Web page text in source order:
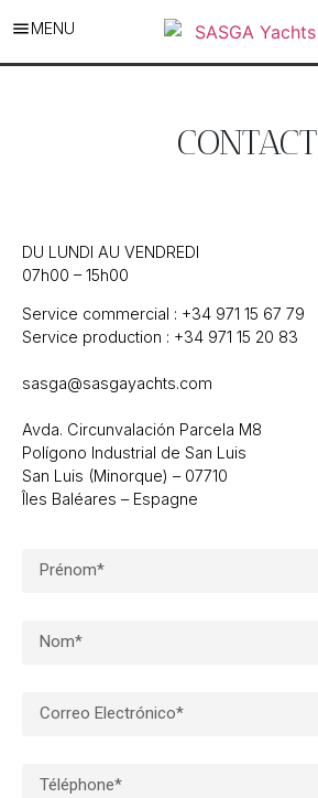
MENU
CONTACT
DU LUNDI AU VENDREDI
07h00 – 15h00
Service commercial : +34 971 15 67 79
Service production : +34 971 15 20 83
sasga@sasgayachts.com
Avda. Circunvalación Parcela M8
Polígono Industrial de San Luis
San Luis (Minorque) – 07710
Îles Baléares – Espagne